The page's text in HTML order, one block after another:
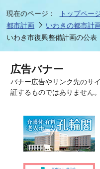
現在のページ： トップペー
都市計画
いわきの都市計
いわき市復興整備計画の公表
広告バナー
バナー広告やリンク先のサ
証するものではありません。